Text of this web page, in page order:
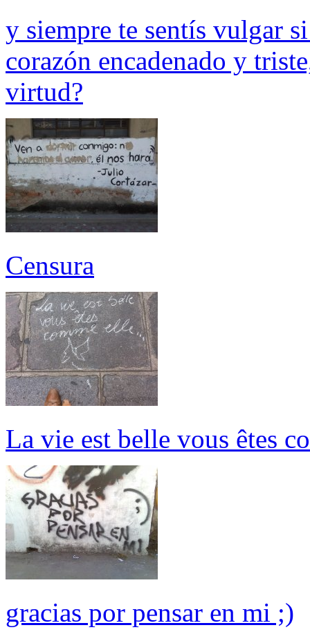
y siempre te sentís vulgar
corazón encadenado y
virtud?
Censura
La vie est belle vous êtes
gracias por pensar en mi ;)